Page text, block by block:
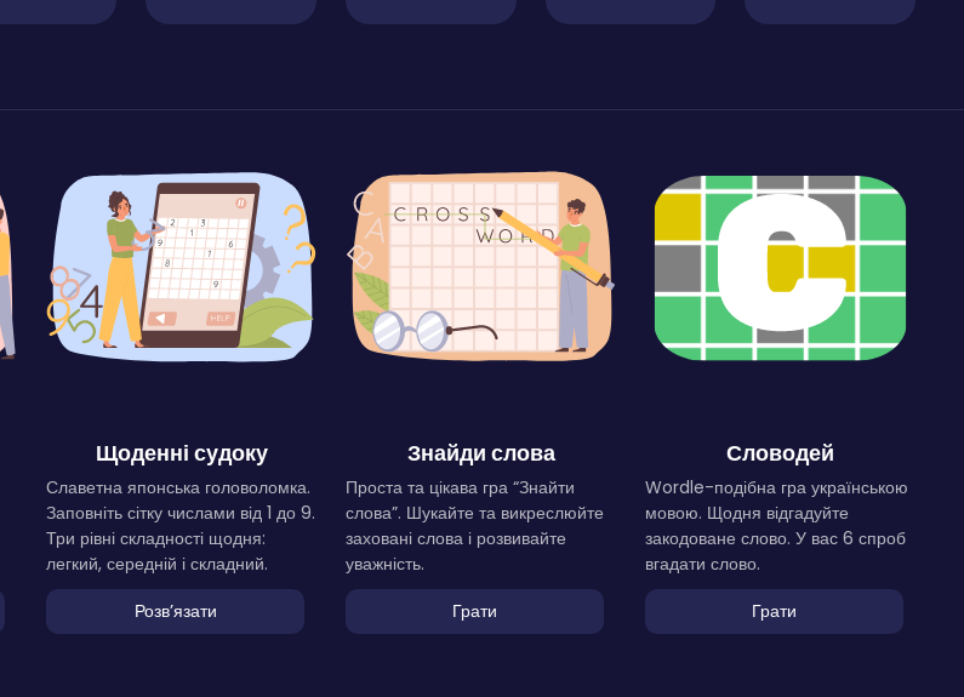
Щоденні судоку
Славетна японська головоломка.
Заповніть сітку числами від 1 до 9.
Три рівні складності щодня:
легкий, середній і складний.
Розвʼязати
Знайди слова
Проста та цікава гра “Знайти
слова”. Шукайте та викреслюйте
заховані слова і розвивайте
уважність.
Грати
Словодей
Wordle-подібна гра українською
мовою. Щодня відгадуйте
закодоване слово. У вас 6 спроб
вгадати слово.
Грати